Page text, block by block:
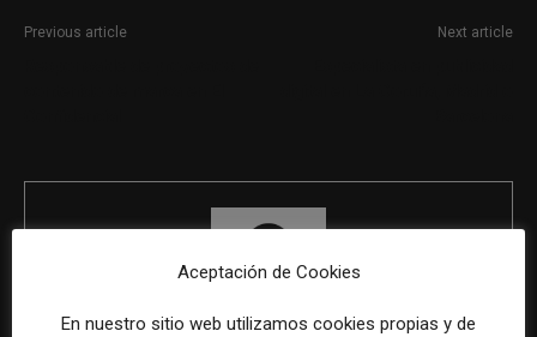
Previous article Next article
Aceptación de Cookies
En nuestro sitio web utilizamos cookies propias y de